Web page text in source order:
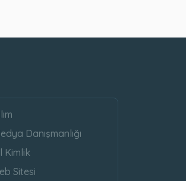
Danışmanlığı
Kimlik
Sitesi